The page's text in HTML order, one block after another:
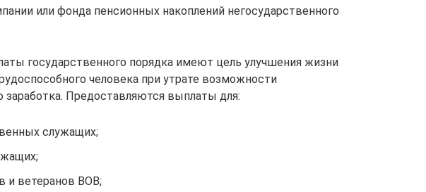
или фонда пенсионных накоплений негосударственного
государственного порядка имеют цель улучшения жизни
человека при утрате возможности
заработка. Предоставляются выплаты для:
служащих;
и ветеранов ВОВ;